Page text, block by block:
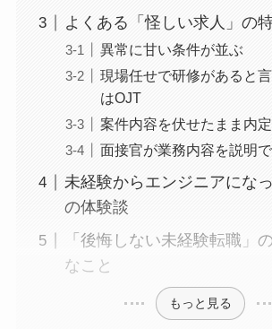
よくある「怪しい求人」の
異常に甘い条件が並ぶ
現場任せで研修があると
はOJT
案件内容を伏せたまま内
面接官が業務内容を説明
未経験からエンジニアにな
の体験談
「後悔しない未経験転職」
なこと
もっと見る